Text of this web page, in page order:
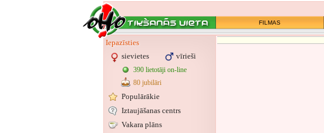
FILMAS
Iepazīsties
sievietes
vīrieši
390 lietotāji on-line
80 jubilāri
Populārākie
Iztaujāšanas centrs
Vakara plāns